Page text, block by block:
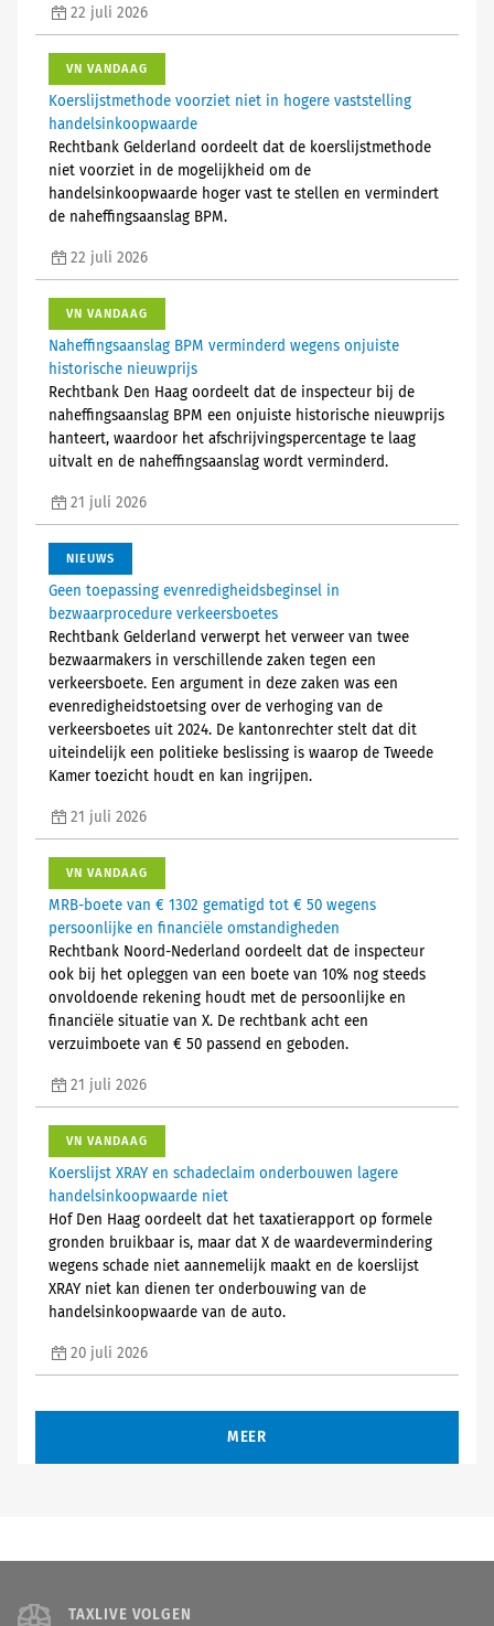
22 juli 2026
VN VANDAAG
Koerslijstmethode voorziet niet in hogere vaststelling
handelsinkoopwaarde
Rechtbank Gelderland oordeelt dat de koerslijstmethode
niet voorziet in de mogelijkheid om de
handelsinkoopwaarde hoger vast te stellen en vermindert
de naheffingsaanslag BPM.
22 juli 2026
VN VANDAAG
Naheffingsaanslag BPM verminderd wegens onjuiste
historische nieuwprijs
Rechtbank Den Haag oordeelt dat de inspecteur bij de
naheffingsaanslag BPM een onjuiste historische nieuwprijs
hanteert, waardoor het afschrijvingspercentage te laag
uitvalt en de naheffingsaanslag wordt verminderd.
21 juli 2026
NIEUWS
Geen toepassing evenredigheidsbeginsel in
bezwaarprocedure verkeersboetes
Rechtbank Gelderland verwerpt het verweer van twee
bezwaarmakers in verschillende zaken tegen een
verkeersboete. Een argument in deze zaken was een
evenredigheidstoetsing over de verhoging van de
verkeersboetes uit 2024. De kantonrechter stelt dat dit
uiteindelijk een politieke beslissing is waarop de Tweede
Kamer toezicht houdt en kan ingrijpen.
21 juli 2026
VN VANDAAG
MRB-boete van € 1302 gematigd tot € 50 wegens
persoonlijke en financiële omstandigheden
Rechtbank Noord-Nederland oordeelt dat de inspecteur
ook bij het opleggen van een boete van 10% nog steeds
onvoldoende rekening houdt met de persoonlijke en
financiële situatie van X. De rechtbank acht een
verzuimboete van € 50 passend en geboden.
21 juli 2026
VN VANDAAG
Koerslijst XRAY en schadeclaim onderbouwen lagere
handelsinkoopwaarde niet
Hof Den Haag oordeelt dat het taxatierapport op formele
gronden bruikbaar is, maar dat X de waardevermindering
wegens schade niet aannemelijk maakt en de koerslijst
XRAY niet kan dienen ter onderbouwing van de
handelsinkoopwaarde van de auto.
20 juli 2026
MEER
TAXLIVE VOLGEN